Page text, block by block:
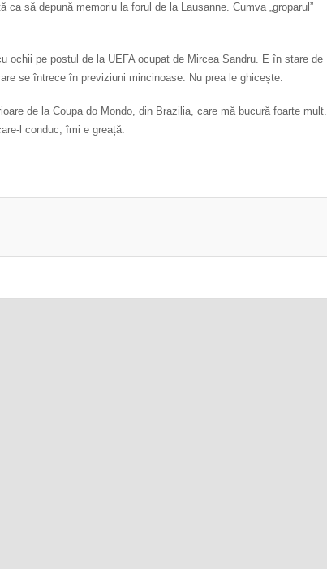
să depună memoriu la forul de la Lausanne. Cumva „groparul”
ochii pe postul de la UEFA ocupat de Mircea Sandru. E în stare de
se întrece în previziuni mincinoase. Nu prea le ghicește.
de la Coupa do Mondo, din Brazilia, care mă bucură foarte mult.
l conduc, îmi e greață.